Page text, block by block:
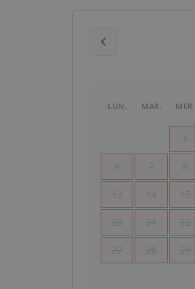
LUN. MAR. MER.
1
6 7 8
13 14 15
20 21 22
27 28 29